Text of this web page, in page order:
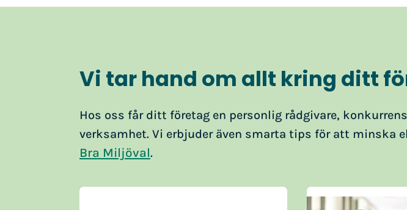
Vi tar hand om allt kring ditt
Hos oss får ditt företag en personlig rådgivare,
verksamhet. Vi erbjuder även smarta tips för att minska
Bra Miljöval.